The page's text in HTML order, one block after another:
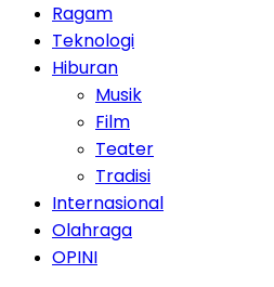
Ragam
Teknologi
Hiburan
Musik
Film
Teater
Tradisi
Internasional
Olahraga
OPINI